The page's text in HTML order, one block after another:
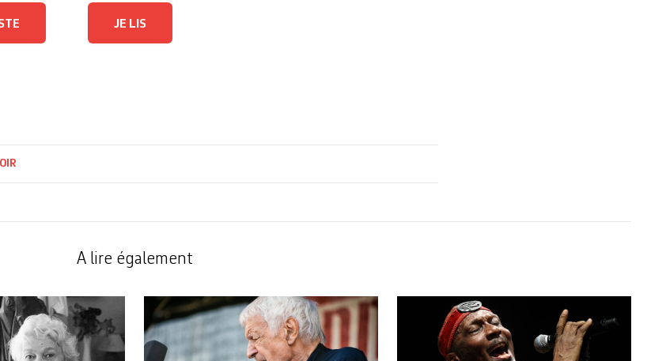
JE LIS
A lire également